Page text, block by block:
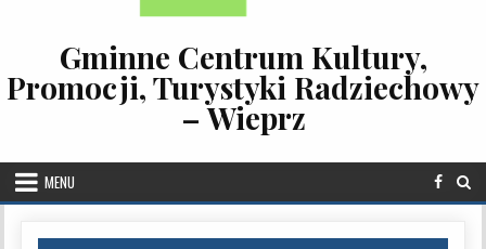
Gminne Centrum Kultury,
Promocji, Turystyki Radziechowy
– Wieprz
MENU